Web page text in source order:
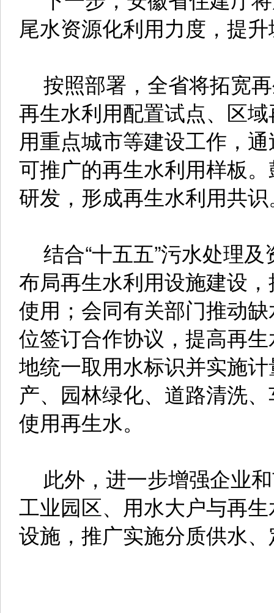
尾水资源化利用力度，提
按照部署，全省将拓宽
再生水利用配置试点、区
用重点城市等建设工作，
可推广的再生水利用样板
研发，形成再生水利用共
结合“十五五”污水处理
布局再生水利用设施建设
使用；会同有关部门推动
位签订合作协议，提高再
地统一取用水标识并实施
产、园林绿化、道路清洗
使用再生水。
此外，进一步增强企业
工业园区、用水大户与再
设施，推广实施分质供水